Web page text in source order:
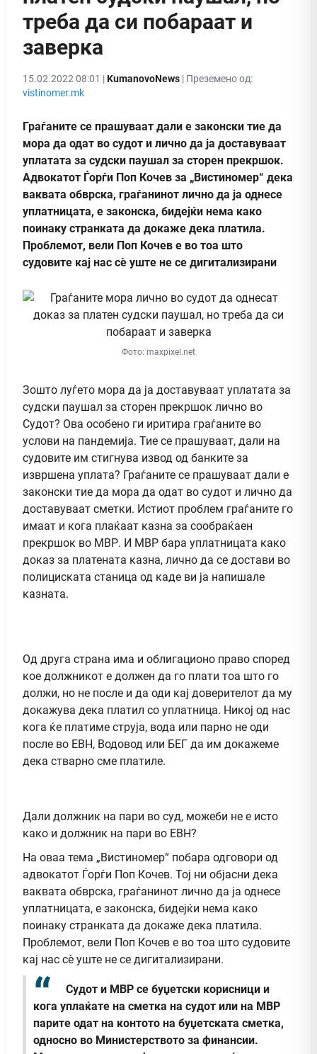
треба да си побараат и
заверка
15.02.2022 08:01 |KumanovoNews | Преземено од:
vistinomer.mk
Граѓаните се прашуваат дали е законски тие да
мора да одат во судот и лично да ја доставуваат
уплатата за судски паушал за сторен прекршок.
Адвокатот Ѓорѓи Поп Кочев за „Вистиномер“ дека
ваквата обврска, граѓанинот лично да ја однесе
уплатницата, е законска, бидејќи нема како
поинаку странката да докаже дека платила.
Проблемот, вели Поп Кочев е во тоа што
судовите кај нас сè уште не се дигитализирани
Фото: maxpixel.net
Зошто луѓето мора да ја доставуваат уплатата за
судски паушал за сторен прекршок лично во
Судот? Ова особено ги иритира граѓаните во
услови на пандемија. Тие се прашуваат, дали на
судовите им стигнува извод од банките за
извршена уплата? Граѓаните се прашуваат дали е
законски тие да мора да одат во судот и лично да
доставуваат сметки. Истиот проблем граѓаните го
имаат и кога плаќаат казна за сообраќаен
прекршок во МВР. И МВР бара уплатницата како
доказ за платената казна, лично да се достави во
полициската станица од каде ви ја напишале
казната.
Од друга страна има и облигационо право според
кое должникот е должен да го плати тоа што го
должи, но не после и да оди кај доверителот да му
докажува дека платил со уплатница. Никој од нас
кога ќе платиме струја, вода или парно не оди
после во ЕВН, Водовод или БЕГ да им докажеме
дека стварно сме платиле.
Дали должник на пари во суд, можеби не е исто
како и должник на пари во ЕВН?
На оваа тема „Вистиномер“ побара одговори од
адвокатот Ѓорѓи Поп Кочев. Тој ни објасни дека
ваквата обврска, граѓанинот лично да ја однесе
уплатницата, е законска, бидејќи нема како
поинаку странката да докаже дека платила.
Проблемот, вели Поп Кочев е во тоа што судовите
кај нас сè уште не се дигитализирани.
Судот и МВР се буџетски корисници и
кога уплаќате на сметка на судот или на МВР
парите одат на контото на буџетската сметка,
односно во Министерството за финансии.